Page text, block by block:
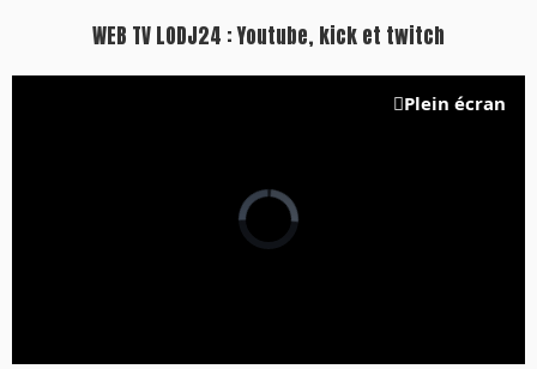
7 days santé & conso du 31-07-2026